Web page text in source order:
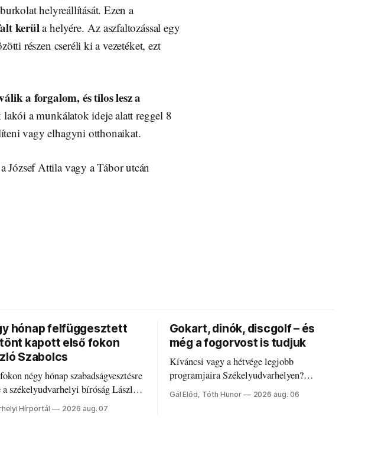
helyreállítását. Ezen a
kerüla helyére. Az aszfaltozással egy
részen cseréli ki a vezetéket, ezt
a forgalom, és tilos lesz a
lakói a munkálatok ideje alatt reggel 8
vagy elhagyni otthonaikat.
József Attila vagy a Tábor utcán
hónap felfüggesztett
kapott első fokon
Szabolcs
négy hónap szabadságvesztésre
székelyudvarhelyi bíróság László
Hírportál 2026 aug. 07
Gokart, dinók, discgolf – és
még a fogorvost is tudjuk
Kíváncsi vagy a hétvége legjobb
programjaira Székelyudvarhelyen?
Nálunk megtalálod őket – sőt, ha baj van a
fogaddal, a fogorvosi ügyeletet is!
Gál Előd, Tóth Hunor 2026 aug. 06